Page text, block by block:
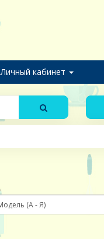
Личный кабинет